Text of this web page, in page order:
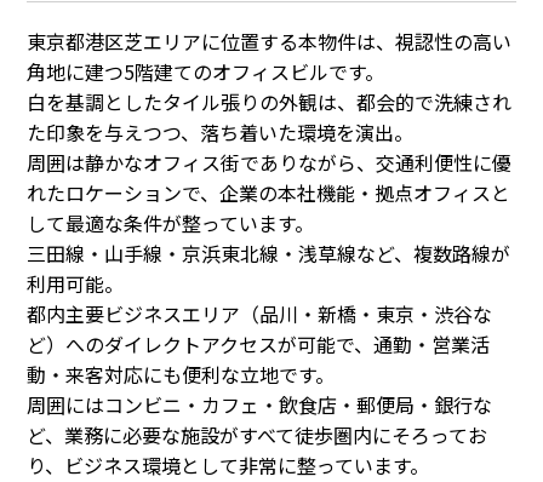
東京都港区芝エリアに位置する本物件は、視認性の高い
角地に建つ5階建てのオフィスビルです。
白を基調としたタイル張りの外観は、都会的で洗練され
た印象を与えつつ、落ち着いた環境を演出。
周囲は静かなオフィス街でありながら、交通利便性に優
れたロケーションで、企業の本社機能・拠点オフィスと
して最適な条件が整っています。
三田線・山手線・京浜東北線・浅草線など、複数路線が
利用可能。
都内主要ビジネスエリア（品川・新橋・東京・渋谷な
ど）へのダイレクトアクセスが可能で、通勤・営業活
動・来客対応にも便利な立地です。
周囲にはコンビニ・カフェ・飲食店・郵便局・銀行な
ど、業務に必要な施設がすべて徒歩圏内にそろってお
り、ビジネス環境として非常に整っています。